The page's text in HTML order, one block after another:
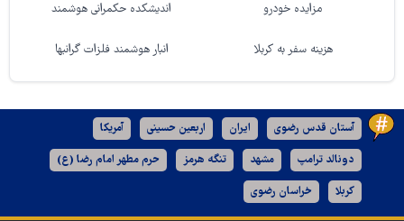
مزایده خودرو اندیشکده حکمرانی هوشمند
هزینه سفر به کربلا انبار هوشمند فلزات گرانبها
آستان قدس رضوی ایران اربعین حسینی آمریکا
دونالد ترامپ مشهد تنگه هرمز حرم مطهر امام رضا (ع)
کربلا خراسان رضوی